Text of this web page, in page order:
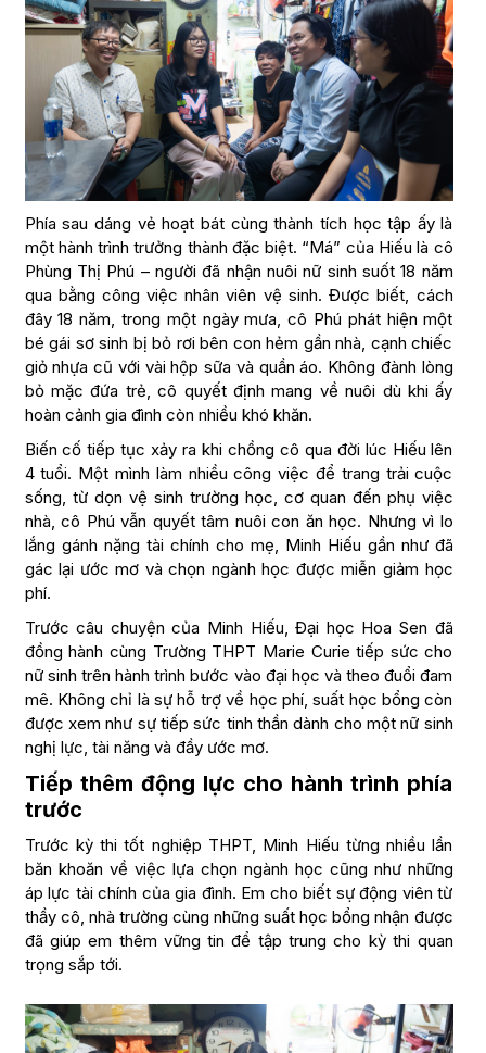
Phía sau dáng vẻ hoạt bát cùng thành tích học tập ấy là
một hành trình trưởng thành đặc biệt. “Má” của Hiếu là cô
Phùng Thị Phú – người đã nhận nuôi nữ sinh suốt 18 năm
qua bằng công việc nhân viên vệ sinh. Được biết, cách
đây 18 năm, trong một ngày mưa, cô Phú phát hiện một
bé gái sơ sinh bị bỏ rơi bên con hẻm gần nhà, cạnh chiếc
giỏ nhựa cũ với vài hộp sữa và quần áo. Không đành lòng
bỏ mặc đứa trẻ, cô quyết định mang về nuôi dù khi ấy
hoàn cảnh gia đình còn nhiều khó khăn.
Biến cố tiếp tục xảy ra khi chồng cô qua đời lúc Hiếu lên
4 tuổi. Một mình làm nhiều công việc để trang trải cuộc
sống, từ dọn vệ sinh trường học, cơ quan đến phụ việc
nhà, cô Phú vẫn quyết tâm nuôi con ăn học. Nhưng vì lo
lắng gánh nặng tài chính cho mẹ, Minh Hiếu gần như đã
gác lại ước mơ và chọn ngành học được miễn giảm học
phí.
Trước câu chuyện của Minh Hiếu, Đại học Hoa Sen đã
đồng hành cùng Trường THPT Marie Curie tiếp sức cho
nữ sinh trên hành trình bước vào đại học và theo đuổi đam
mê. Không chỉ là sự hỗ trợ về học phí, suất học bổng còn
được xem như sự tiếp sức tinh thần dành cho một nữ sinh
nghị lực, tài năng và đầy ước mơ.
Tiếp thêm động lực cho hành trình phía
trước
Trước kỳ thi tốt nghiệp THPT, Minh Hiếu từng nhiều lần
băn khoăn về việc lựa chọn ngành học cũng như những
áp lực tài chính của gia đình. Em cho biết sự động viên từ
thầy cô, nhà trường cùng những suất học bổng nhận được
đã giúp em thêm vững tin để tập trung cho kỳ thi quan
trọng sắp tới.